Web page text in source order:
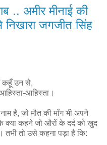
अमीर मीनाई की
जगजीत सिंह
कहूँ उन से,
आहिस्ता।
है, जो मौत की माँग भी अपने
क्या कहने जो औरों के दर्द को खुद
तभी तो उसे कहना पड़ा है कि: